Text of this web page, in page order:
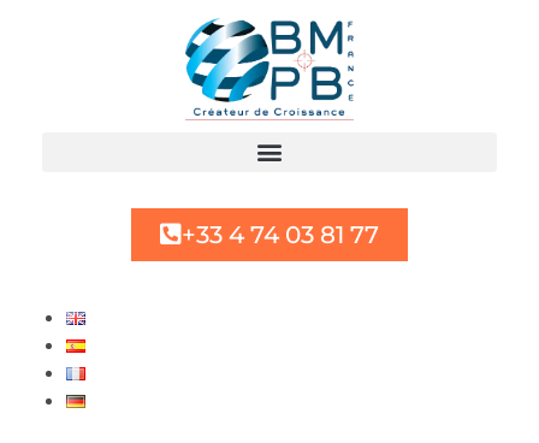
+33 4 74 03 81 77